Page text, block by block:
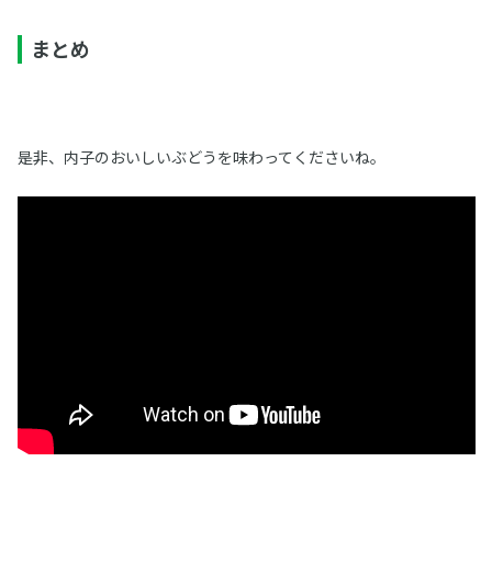
まとめ
是非、内子のおいしいぶどうを味わってくださいね。